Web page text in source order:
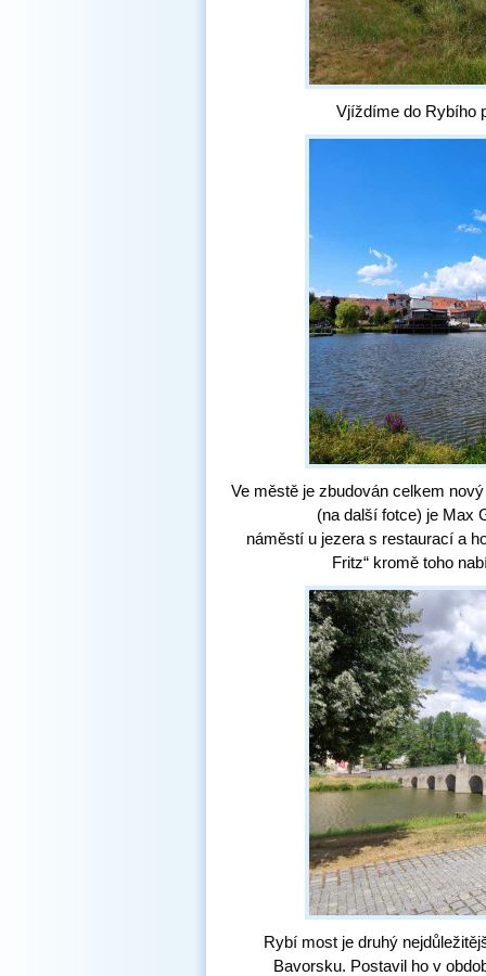
Vjíždíme do Rybího
Ve městě je zbudován celkem
(na další fotce) je Max
náměstí u jezera s restaurací a
Fritz“ kromě toho
Rybí most je druhý
Bavorsku. Postavil ho v